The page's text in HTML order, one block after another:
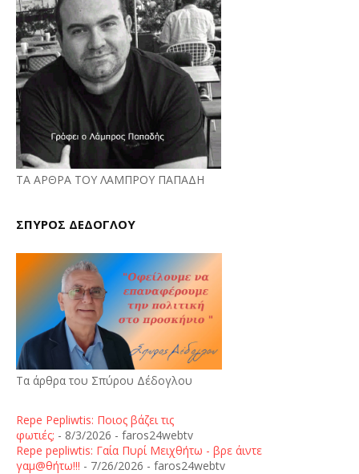
ΤΑ ΑΡΘΡΑ ΤΟΥ ΛΑΜΠΡΟΥ ΠΑΠΑΔΗ
ΣΠΥΡΟΣ ΔΕΔΟΓΛΟΥ
Τα άρθρα του Σπύρου Δέδογλου
Repe Pepliwtis: Ποιος βάζει τις
φωτιές; - 8/3/2026 - faros24webtv
Repe pepliwtis: Γαία Πυρί Μειχθήτω - βρε άιντε
γαμ@θήτω!!! - 7/26/2026 - faros24webtv